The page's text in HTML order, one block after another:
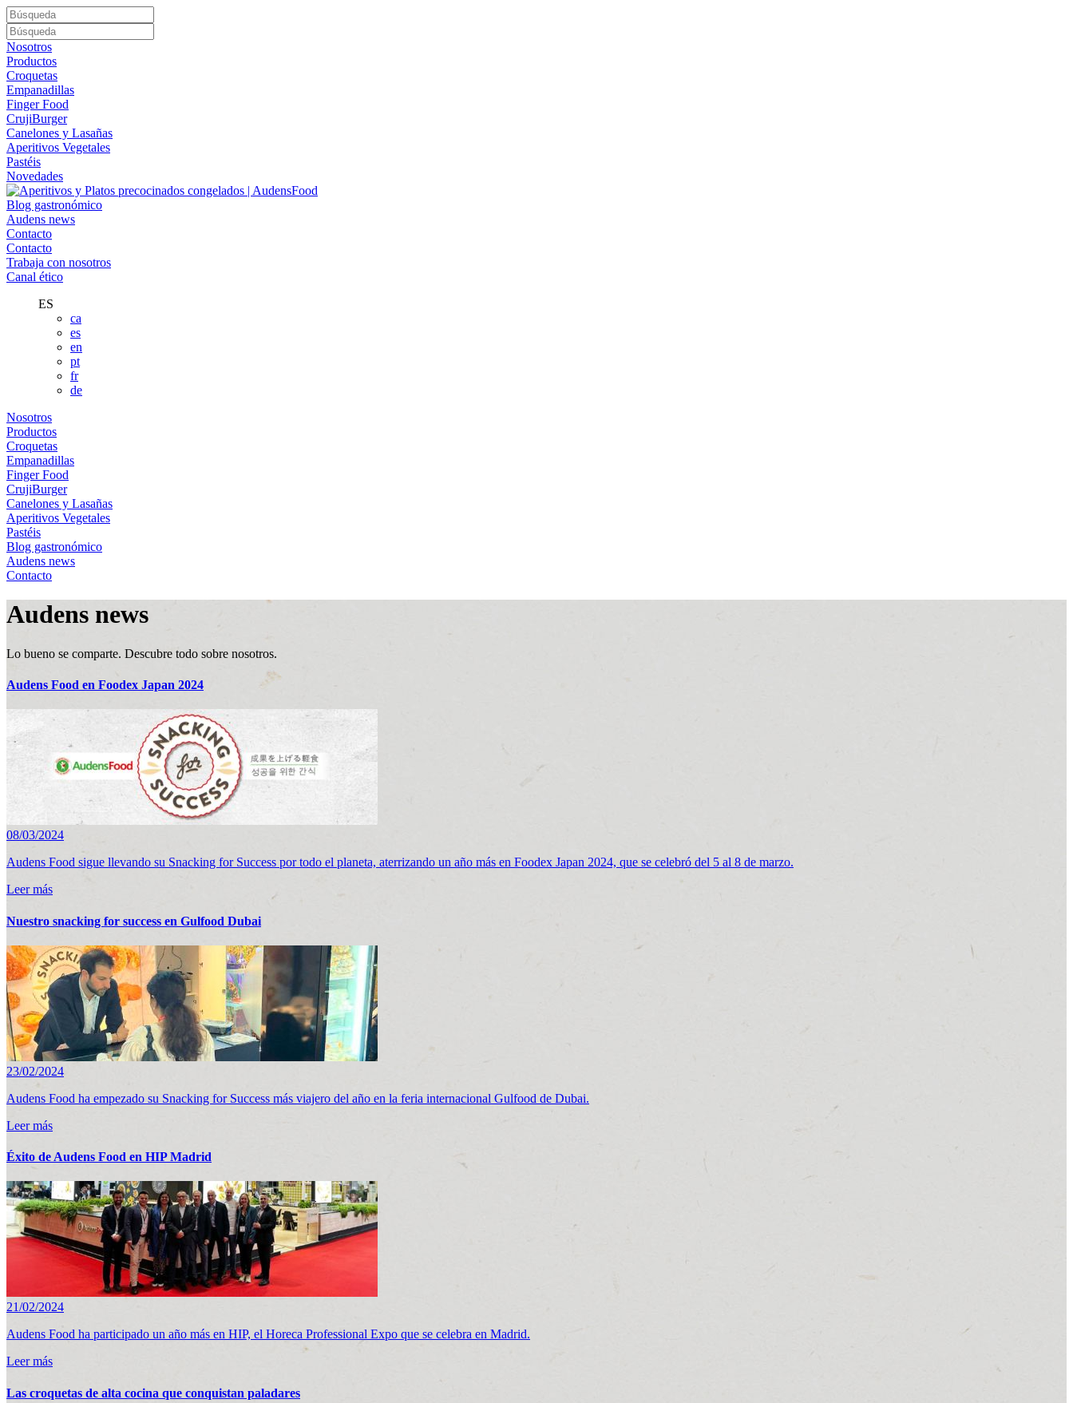
Nosotros
Productos
Croquetas
Empanadillas
Finger Food
CrujiBurger
Canelones y Lasañas
Aperitivos Vegetales
Pastéis
Novedades
Blog gastronómico
Audens news
Contacto
Contacto
Trabaja con nosotros
Canal ético
ES
ca
es
en
pt
fr
de
Nosotros
Productos
Croquetas
Empanadillas
Finger Food
CrujiBurger
Canelones y Lasañas
Aperitivos Vegetales
Pastéis
Blog gastronómico
Audens news
Contacto
Audens news
Lo bueno se comparte. Descubre todo sobre nosotros.
Audens Food en Foodex Japan 2024
08/03/2024
Audens Food sigue llevando su Snacking for Success por todo el planeta, aterrizando un año más en Foodex Japan 2024, que se celebró del 5 al 8 de marzo.
Leer más
Nuestro snacking for success en Gulfood Dubai
23/02/2024
Audens Food ha empezado su Snacking for Success más viajero del año en la feria internacional Gulfood de Dubai.
Leer más
Éxito de Audens Food en HIP Madrid
21/02/2024
Audens Food ha participado un año más en HIP, el Horeca Professional Expo que se celebra en Madrid.
Leer más
Las croquetas de alta cocina que conquistan paladares